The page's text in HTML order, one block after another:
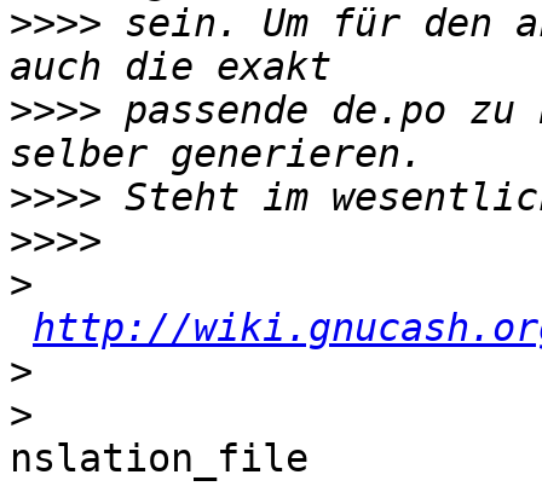
>>>> sein. Um für den
>>>> passende de.po zu
>>>>
>>>>
>
http://
>
>
nslation_file